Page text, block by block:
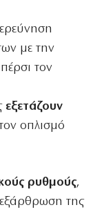
με την
τον
εξετάζουν
οπλισμό
ρυθμούς,
της